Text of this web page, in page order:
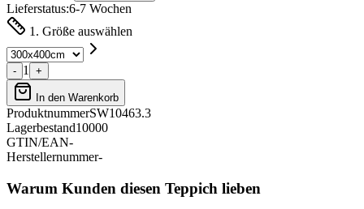
Lieferstatus:6-7 Wochen
1. Größe auswählen
- 1 +
In den Warenkorb
ProduktnummerSW10463.3
Lagerbestand10000
GTIN/EAN-
Herstellernummer-
Warum Kunden diesen Teppich lieben